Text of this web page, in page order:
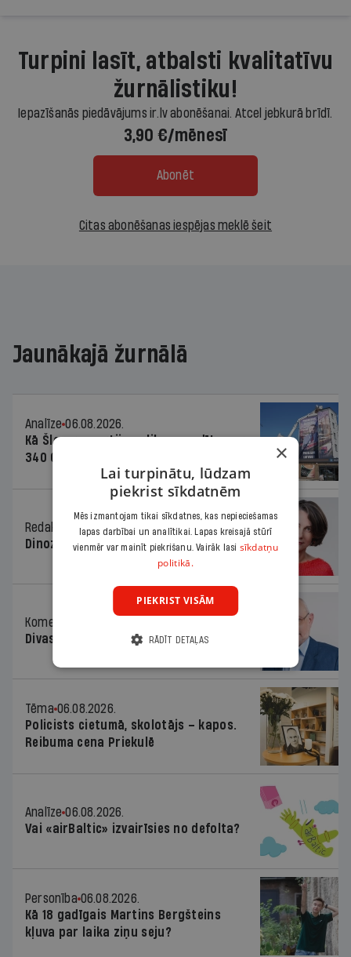
Turpini lasīt, atbalsti kvalitatīvu
žurnālistiku!
Iepazīšanās piedāvājums ir.lv abonēšanai. Atcel jebkurā brīdī.
3,90 €/mēnesī
Abonēt
Citas abonēšanas iespējas meklē šeit
Jaunākajā žurnālā
Analīze 06.08.2026.
Kā Šlesera partija palika nesodīta par
340 000 vērtu reklāmas kampaņu
Redaktores sleja 06.08.2026.
Dinozaura triks
Komentārs
Divas koalīcijas
Tēma 06.08.2026.
Policists cietumā, skolotājs – kapos.
Reibuma cena Priekulē
Analīze 06.08.2026.
Vai «airBaltic» izvairīsies no defolta?
Personība 06.08.2026.
Kā 18 gadīgais Martins Bergšteins
kļuva par laika ziņu seju?
×
Lai turpinātu, lūdzam
piekrist sīkdatnēm
Mēs izmantojam tikai sīkdatnes, kas nepieciešamas
lapas darbībai un analītikai. Lapas kreisajā stūrī
vienmēr var mainīt piekrišanu. Vairāk lasi sīkdatņu
politikā.
PIEKRIST VISĀM
RĀDĪT DETAĻAS